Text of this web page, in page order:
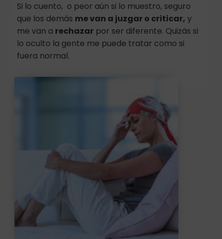
Si lo cuento, o peor aún si lo muestro, seguro
que los demás me van a juzgar o criticar, y
me van a rechazar por ser diferente. Quizás si
lo oculto la gente me puede tratar como si
fuera normal.